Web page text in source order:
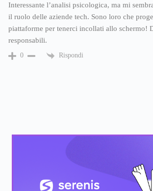
Interessante l’analisi psicologica, ma mi
il ruolo delle aziende tech. Sono loro che
piattaforme per tenerci incollati allo schermo!
responsabili.
0 Rispondi